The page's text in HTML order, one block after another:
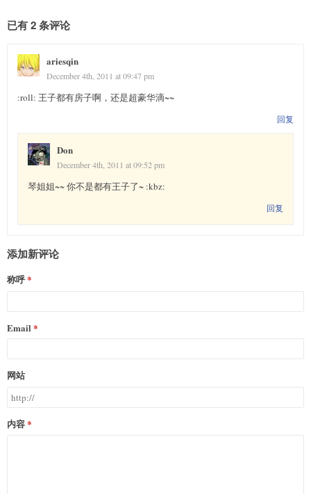
已有 2 条评论
ariesqin
December 4th, 2011 at 09:47 pm
:roll: 王子都有房子啊，还是超豪华滴~~
回复
Don
December 4th, 2011 at 09:52 pm
琴姐姐~~ 你不是都有王子了~ :kbz:
回复
添加新评论
称呼
Email
网站
内容